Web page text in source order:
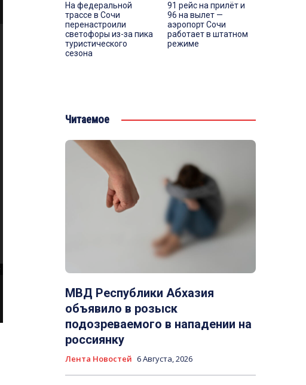
На федеральной
трассе в Сочи
перенастроили
светофоры из-за пика
туристического
сезона
91 рейс на прилёт и
96 на вылет —
аэропорт Сочи
работает в штатном
режиме
Читаемое
МВД Республики Абхазия
объявило в розыск
подозреваемого в нападении на
россиянку
Лента Новостей 6 Августа, 2026